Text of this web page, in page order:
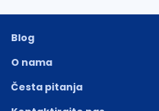
Blog
O nama
Česta pitanja